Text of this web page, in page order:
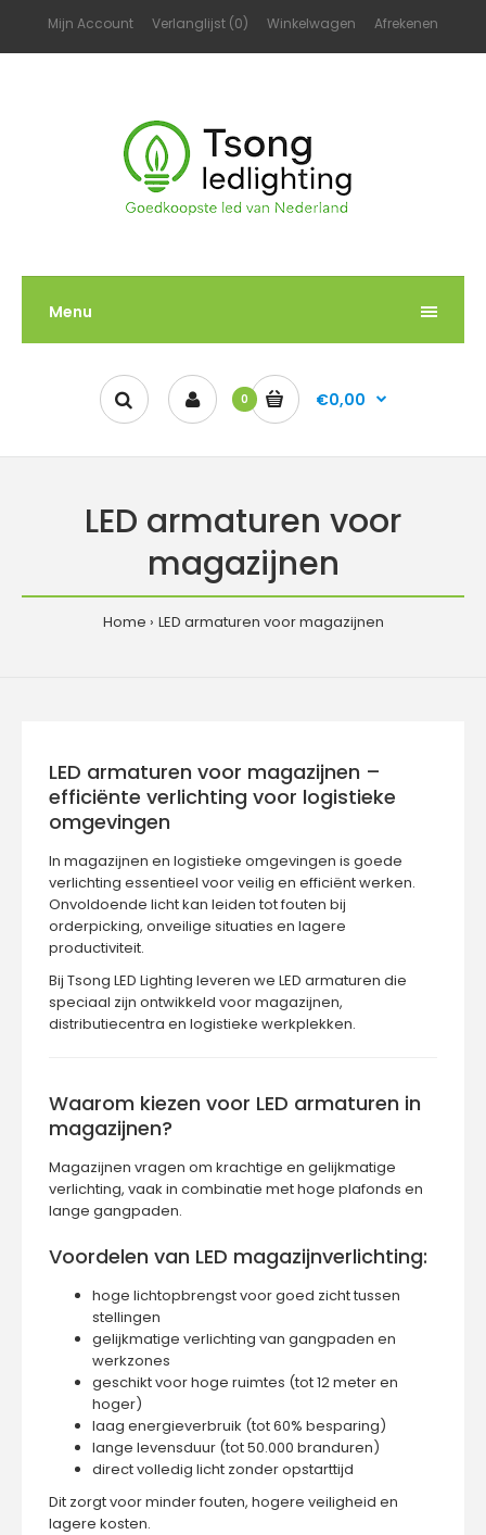
Mijn Account Verlanglijst (0) Winkelwagen Afrekenen
Menu
0 €0,00
LED armaturen voor
magazijnen
Home LED armaturen voor magazijnen
LED armaturen voor magazijnen –
efficiënte verlichting voor logistieke
omgevingen
In magazijnen en logistieke omgevingen is goede
verlichting essentieel voor veilig en efficiënt werken.
Onvoldoende licht kan leiden tot fouten bij
orderpicking, onveilige situaties en lagere
productiviteit.
Bij Tsong LED Lighting leveren we LED armaturen die
speciaal zijn ontwikkeld voor magazijnen,
distributiecentra en logistieke werkplekken.
Waarom kiezen voor LED armaturen in
magazijnen?
Magazijnen vragen om krachtige en gelijkmatige
verlichting, vaak in combinatie met hoge plafonds en
lange gangpaden.
Voordelen van LED magazijnverlichting:
hoge lichtopbrengst voor goed zicht tussen
stellingen
gelijkmatige verlichting van gangpaden en
werkzones
geschikt voor hoge ruimtes (tot 12 meter en
hoger)
laag energieverbruik (tot 60% besparing)
lange levensduur (tot 50.000 branduren)
direct volledig licht zonder opstarttijd
Dit zorgt voor minder fouten, hogere veiligheid en
lagere kosten.